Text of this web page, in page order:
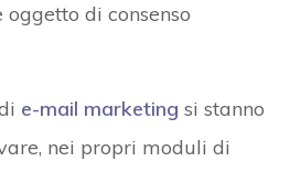
di consenso
e-mail marketing si stanno
nei propri moduli di